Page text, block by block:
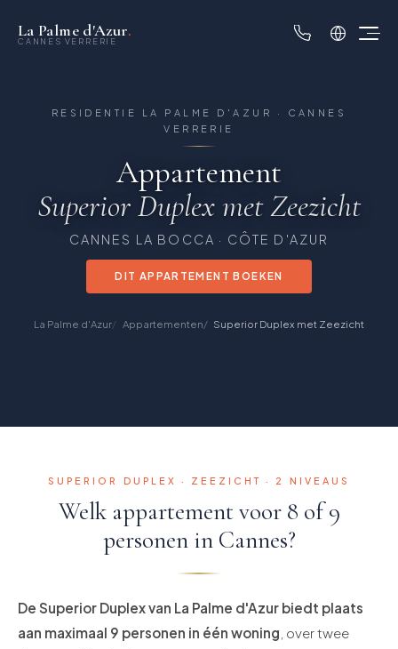
La Palme d'Azur.
CANNES VERRERIE
RESIDENTIE LA PALME D'AZUR · CANNES
VERRERIE
Appartement
Superior Duplex met Zeezicht
CANNES LA BOCCA · CÔTE D'AZUR
DIT APPARTEMENT BOEKEN
La Palme d'Azur Appartementen Superior Duplex met Zeezicht
SUPERIOR DUPLEX · ZEEZICHT · 2 NIVEAUS
Welk appartement voor 8 of 9
personen in Cannes?
De Superior Duplex van La Palme d'Azur biedt plaats
aan maximaal 9 personen in één woning , over twee